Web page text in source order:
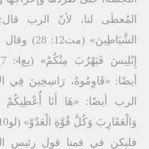
المُعطَى لنا، لأنّ الرب
الشَّيَاطِينَ»
الرب أيضًا: «هَا أَنَا أُعْطِيكُمْ
وَالْعَقَارِبَ وَكُلَّ قُوَّةِ الْعَدُوّ» (لو10: 19).
فليكن في فمنا قول رئيس